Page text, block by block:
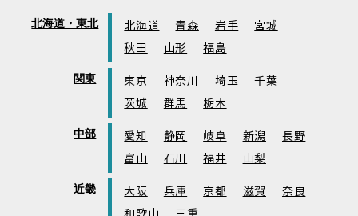
北海道・東北 北海道 青森 岩手
宮城
秋田
山形 福島
関東 東京 神奈川 埼玉
千葉
茨城
群馬 栃木
中部 愛知 静岡 岐阜 新潟
長野
富山
石川 福井 山梨
近畿 大阪 兵庫 京都 滋賀
奈良